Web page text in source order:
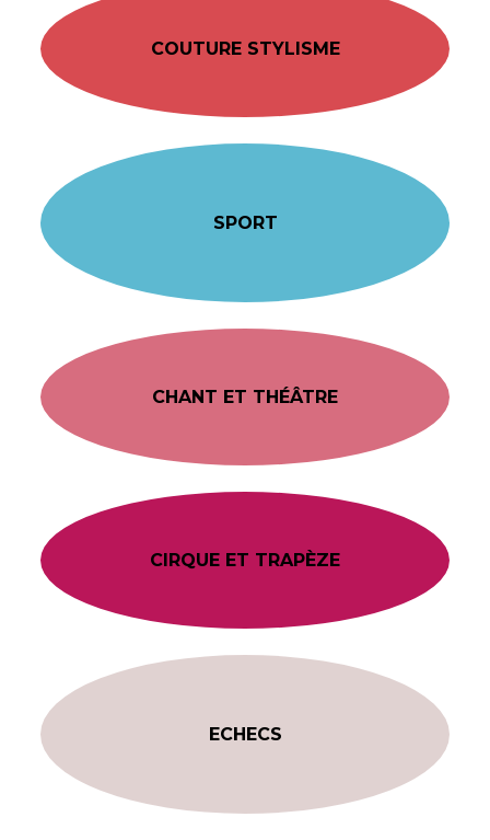
COUTURE STYLISME
SPORT
CHANT ET THÉÂTRE
CIRQUE ET TRAPÈZE
ECHECS